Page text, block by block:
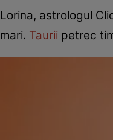
Lorina, astrologul
mari. Taurii petrec